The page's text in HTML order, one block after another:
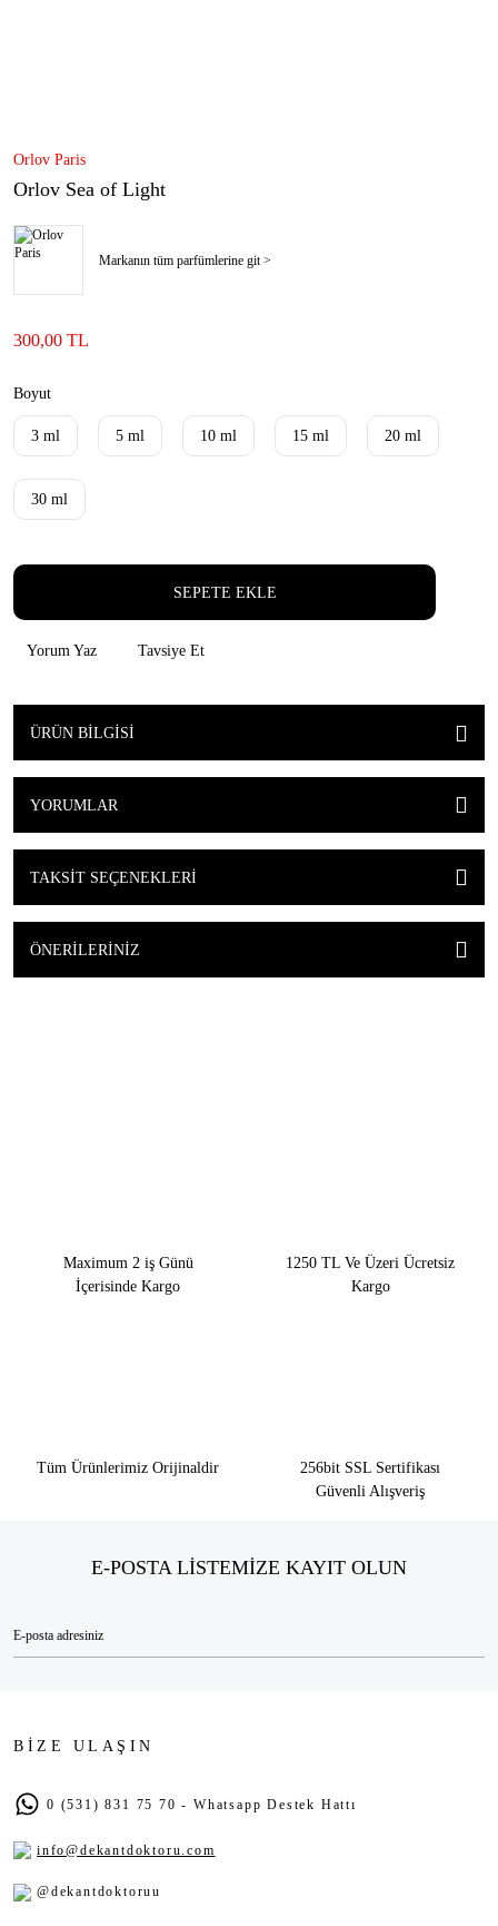
Orlov Paris
Orlov Sea of Light
Markanın tüm parfümlerine git >
300,00 TL
Boyut
3 ml 5 ml 10 ml 15 ml 20 ml
30 ml
SEPETE EKLE
Yorum Yaz Tavsiye Et
ÜRÜN BILGISI
YORUMLAR
TAKSIT SEÇENEKLERI
ÖNERILERINIZ
Maximum 2 iş Günü
İçerisinde Kargo
1250 TL Ve Üzeri Ücretsiz
Kargo
Tüm Ürünlerimiz Orijinaldir
256bit SSL Sertifikası
Güvenli Alışveriş
E-POSTA LİSTEMİZE KAYIT OLUN
BİZE ULAŞIN
0 (531) 831 75 70 - Whatsapp Destek Hattı
info@dekantdoktoru.com
@dekantdoktoruu